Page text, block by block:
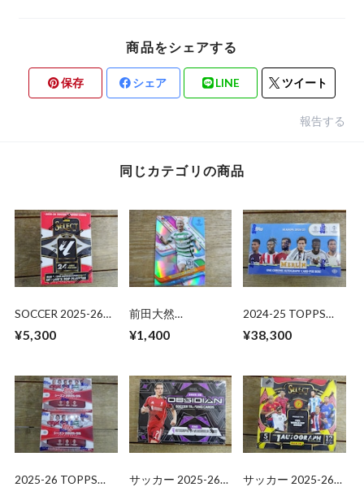
商品をシェアする
保存 シェア LINE ツイート
報告する
同じカテゴリの商品
SOCCER 2025-26
LALIGA BLASTER 未
¥5,300
前田大然
2024-25 TOPPS
¥1,400
2024-25 TOPPS
COMPETITIONS
¥38,300
2025-26 TOPPS
サッカー 2025-26
サッカー 2025-26